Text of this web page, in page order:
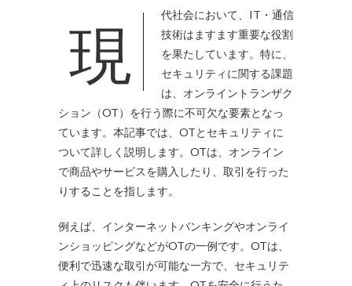
現代社会において、IT・通信
技術はますます重要な役割
を果たしています。 特に、
セキュリティに関する課題
は、オンライントランザク
ション（OT）を行う際に不可欠な要素となっ
ています。本記事では、OTとセキュリティに
ついて詳しく説明します。OTは、オンライン
で商品やサービスを購入したり、取引を行った
りすることを指します。
例えば、インターネットバンキングやオンライ
ンショッピングなどがOTの一例です。OTは、
便利で迅速な取引が可能な一方で、セキュリテ